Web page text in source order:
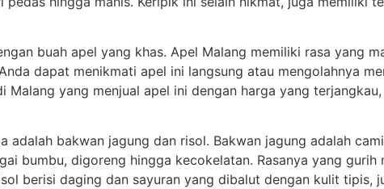
buah apel yang khas. Apel Malang memiliki rasa yang
dapat menikmati apel ini langsung atau mengolahnya
yang menjual apel ini dengan harga yang
adalah bakwan jagung dan risol. Bakwan jagung adalah
bumbu, digoreng hingga kecokelatan. Rasanya yang
berisi daging dan sayuran yang dibalut dengan kulit tipis,